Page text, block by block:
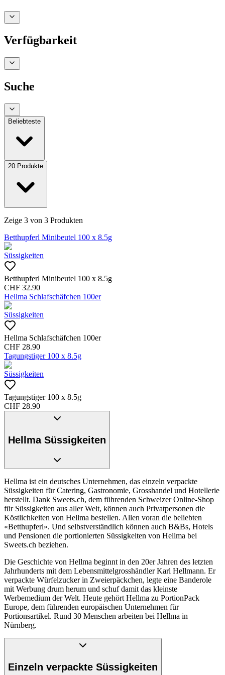
Verfügbarkeit
Suche
Beliebteste
20 Produkte
Zeige 3 von 3 Produkten
Betthupferl Minibeutel 100 x 8.5g
Süssigkeiten
Betthupferl Minibeutel 100 x 8.5g
CHF 32.90
Hellma Schlafschäfchen 100er
Süssigkeiten
Hellma Schlafschäfchen 100er
CHF 28.90
Tagungstiger 100 x 8.5g
Süssigkeiten
Tagungstiger 100 x 8.5g
CHF 28.90
Hellma Süssigkeiten
Hellma ist ein deutsches Unternehmen, das einzeln verpackte
Süssigkeiten für Catering, Gastronomie, Grosshandel und Hotellerie
herstellt. Dank Sweets.ch, dem führenden Schweizer Online-Shop
für Süssigkeiten aus aller Welt, können auch Privatpersonen die
Köstlichkeiten von Hellma bestellen. Allen voran die beliebten
«Betthupferl». Und selbstverständlich können auch B&Bs, Hotels
und Pensionen die portionierten Süssigkeiten von Hellma bei
Sweets.ch beziehen.
Die Geschichte von Hellma beginnt in den 20er Jahren des letzten
Jahrhunderts mit dem Lebensmittelgrosshändler Karl Hellmann. Er
verpackte Würfelzucker in Zweierpäckchen, legte eine Banderole
mit Werbung drum herum und schuf damit das kleinste
Werbemedium der Welt. Heute gehört Hellma zu PortionPack
Europe, dem führenden europäischen Unternehmen für
Portionsartikel. Rund 30 Menschen arbeiten bei Hellma in
Nürnberg.
Einzeln verpackte Süssigkeiten